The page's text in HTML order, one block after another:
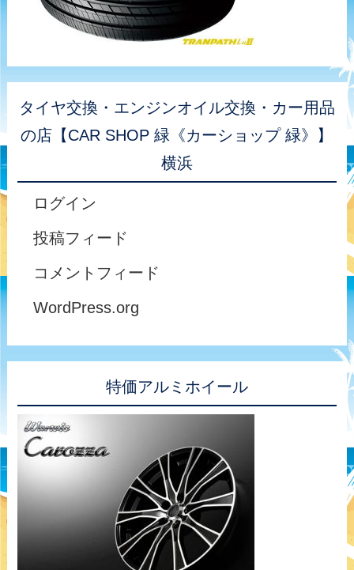
タイヤ交換・エンジンオイル交換・カー用品
の店【CAR SHOP 緑《カーショップ 緑》】
横浜
ログイン
投稿フィード
コメントフィード
WordPress.org
特価アルミホイール